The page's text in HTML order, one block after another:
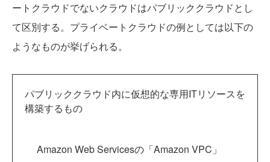
ートクラウドでないクラウドはパブリッククラウドとし
て区別する。プライベートクラウドの例としては以下の
ようなものが挙げられる。
パブリッククラウド内に仮想的な専用ITリソースを
構築するもの
Amazon Web Servicesの「Amazon VPC」